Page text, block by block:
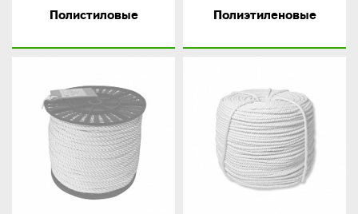
Полистиловые Полиэтиленовые